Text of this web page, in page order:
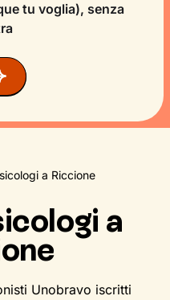
tu voglia), senza
a Riccione
a
Unobravo iscritti